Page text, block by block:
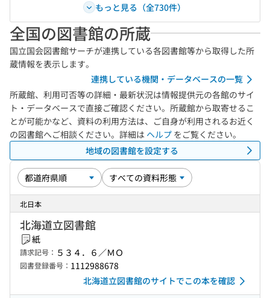
もっと見る（全730件）
全国の図書館の所蔵
国立国会図書館サーチが連携している各図書館等から取得した所
蔵情報を表示します。
連携している機関・データベースの一覧
所蔵館、利用可否等の詳細・最新状況は情報提供元の各館のサイ
ト・データベースで直接ご確認ください。所蔵館から取寄せるこ
とが可能かなど、資料の利用方法は、ご自身が利用されるお近く
の図書館へご相談ください。詳細は ヘルプ をご覧ください。
地域の図書館を設定する
北日本
北海道立図書館
紙
請求記号： ５３４．６／ＭＯ
図書登録番号： 1112988678
北海道立図書館のサイトでこの本を確認